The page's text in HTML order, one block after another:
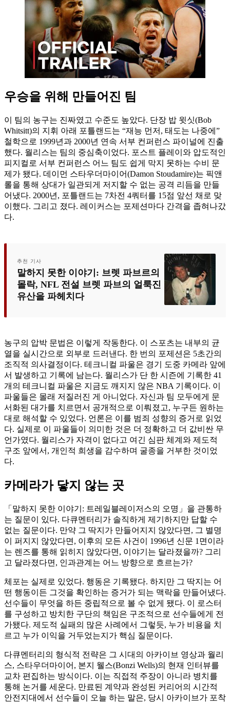
우승을 위해 만들어진 팀
이 팀의 농구는 진짜였고 수준도 높았다. 단장 밥 윗싯(Bob
Whitsitt)의 지휘 아래 포틀랜드는 “재능 먼저, 태도는 나중에”
철학으로 1999년과 2000년 연속 서부 컨퍼런스 파이널에 진출
했다. 월리스는 팀의 중심축이었다. 포스트 플레이와 압도적인
피지컬로 서부 컨퍼런스 어느 팀도 쉽게 막지 못하는 수비 문
제가 됐다. 데이먼 스타우더마이어(Damon Stoudamire)는 픽앤
롤을 통해 상대가 일관되게 저지할 수 없는 공격 리듬을 만들
어냈다. 2000년, 포틀랜드는 7차전 4쿼터를 15점 앞선 채로 맞
이했다. 그리고 졌다. 레이커스는 포제션마다 간격을 좁혀나갔
다.
추천 기사
말하지 못한 이야기: 브렛 파브르의
몰락, NFL 전설 브렛 파브의 얼룩진
유산을 파헤치다
농구의 압박 문법은 이렇게 작동한다. 이 스포츠는 내부의 균
열을 실시간으로 외부로 드러낸다. 한 번의 포제션은 5초간의
조직적 의사결정이다. 테크니컬 파울은 경기 도중 카메라 앞에
서 발생하고 기록에 남는다. 월리스가 단 한 시즌에 기록한 41
개의 테크니컬 파울은 지금도 깨지지 않은 NBA 기록이다. 이
파울들은 몰래 저질러진 게 아니었다. 자신과 팀 모두에게 문
서화된 대가를 치르면서 공개적으로 이뤄졌고, 누구든 원하는
대로 해석할 수 있었다. 언론은 이를 범죄 성향의 증거로 읽었
다. 실제로 이 파울들이 의미한 것은 더 정확하고 더 값비싼 무
언가였다. 월리스가 자격이 없다고 여긴 심판 체계와 제도적
구조 앞에서, 개인적 희생을 감수하며 굴종을 거부한 것이었
다.
카메라가 닿지 않는 곳
「말하지 못한 이야기: 트레일블레이저스의 오명」을 관통하
는 질문이 있다. 다큐멘터리가 솔직하게 제기하지만 답할 수
없는 질문이다. 만약 그 딱지가 만들어지지 않았다면, 그 별명
이 퍼지지 않았다면, 이후의 모든 사건이 1996년 신문 1면이라
는 렌즈를 통해 읽히지 않았다면, 이야기는 달라졌을까? 그리
고 달라졌다면, 인과관계는 어느 방향으로 흐르는가?
체포는 실제로 있었다. 행동은 기록됐다. 하지만 그 딱지는 어
떤 행동이든 그것을 확인하는 증거가 되는 맥락을 만들어냈다.
선수들이 무엇을 하든 중립적으로 볼 수 없게 됐다. 이 로스터
를 구성하고 방치한 구단의 책임은 구조적으로 선수들에게 전
가됐다. 제도적 실패의 많은 사례에서 그렇듯, 누가 비용을 치
르고 누가 이익을 거두었는지가 핵심 질문이다.
다큐멘터리의 형식적 전략은 그 시대의 아카이브 영상과 월리
스, 스타우더마이어, 본지 웰스(Bonzi Wells)의 현재 인터뷰를
교차 편집하는 방식이다. 이는 직접적 주장이 아니라 병치를
통해 논거를 세운다. 만료된 계약과 완성된 커리어의 시간적
안전지대에서 선수들이 오늘 하는 말은, 당시 아카이브가 포착